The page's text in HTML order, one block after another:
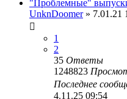
"Проблемные"
UnknDoomer» 7.01.21
1
2
35 Ответы
1248823
Последнее
4.11.25 09:54